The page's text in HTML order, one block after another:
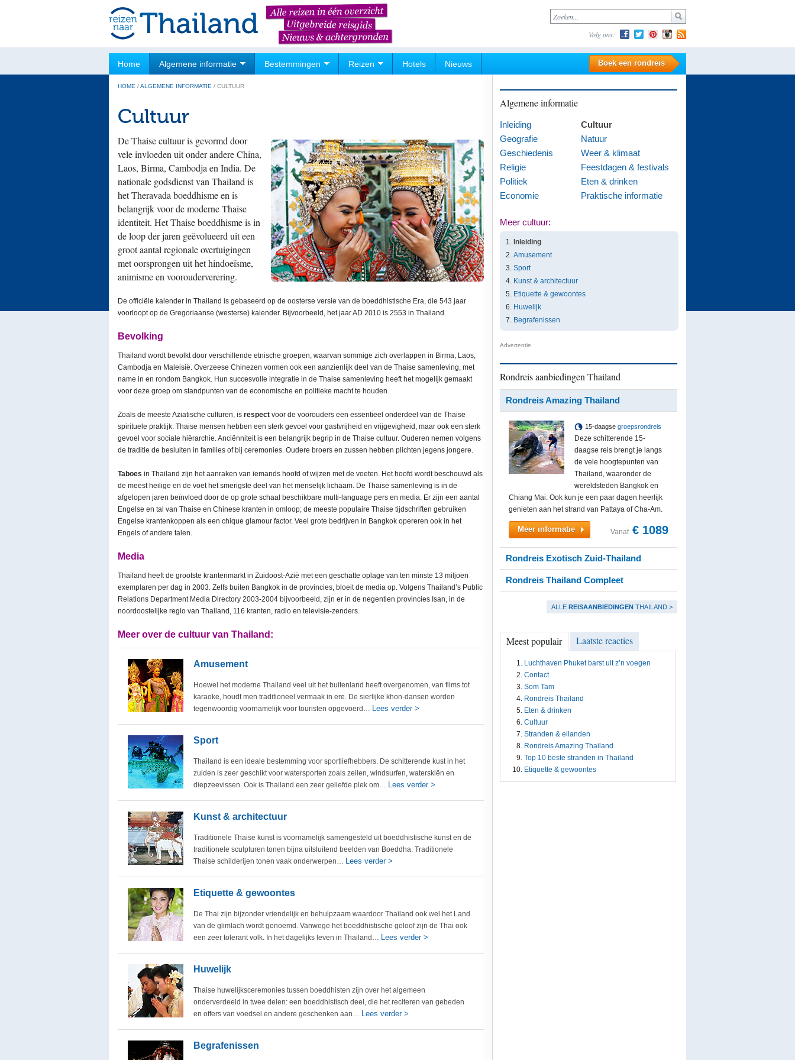
Volg ons:
Home Algemene informatie Bestemmingen Reizen Hotels Nieuws Boek een rondreis
HOME /ALGEMENE INFORMATIE / CULTUUR
Cultuur
De Thaise cultuur is gevormd door
vele invloeden uit onder andere China,
Laos, Birma, Cambodja en India. De
nationale godsdienst van Thailand is
het Theravada boeddhisme en is
belangrijk voor de moderne Thaise
identiteit. Het Thaise boeddhisme is in
de loop der jaren geëvolueerd uit een
groot aantal regionale overtuigingen
met oorsprongen uit het hindoeïsme,
animisme en voorouderverering.
De officiële kalender in Thailand is gebaseerd op de oosterse versie van de boeddhistische Era, die 543 jaar
voorloopt op de Gregoriaanse (westerse) kalender. Bijvoorbeeld, het jaar AD 2010 is 2553 in Thailand.
Bevolking
Thailand wordt bevolkt door verschillende etnische groepen, waarvan sommige zich overlappen in Birma, Laos,
Cambodja en Maleisië. Overzeese Chinezen vormen ook een aanzienlijk deel van de Thaise samenleving, met
name in en rondom Bangkok. Hun succesvolle integratie in de Thaise samenleving heeft het mogelijk gemaakt
voor deze groep om standpunten van de economische en politieke macht te houden.
Zoals de meeste Aziatische culturen, is respect voor de voorouders een essentieel onderdeel van de Thaise
spirituele praktijk. Thaise mensen hebben een sterk gevoel voor gastvrijheid en vrijgevigheid, maar ook een sterk
gevoel voor sociale hiërarchie. Anciënniteit is een belangrijk begrip in de Thaise cultuur. Ouderen nemen volgens
de traditie de besluiten in families of bij ceremonies. Oudere broers en zussen hebben plichten jegens jongere.
Taboes in Thailand zijn het aanraken van iemands hoofd of wijzen met de voeten. Het hoofd wordt beschouwd als
de meest heilige en de voet het smerigste deel van het menselijk lichaam. De Thaise samenleving is in de
afgelopen jaren beïnvloed door de op grote schaal beschikbare multi-language pers en media. Er zijn een aantal
Engelse en tal van Thaise en Chinese kranten in omloop; de meeste populaire Thaise tijdschriften gebruiken
Engelse krantenkoppen als een chique glamour factor. Veel grote bedrijven in Bangkok opereren ook in het
Engels of andere talen.
Media
Thailand heeft de grootste krantenmarkt in Zuidoost-Azië met een geschatte oplage van ten minste 13 miljoen
exemplaren per dag in 2003. Zelfs buiten Bangkok in de provincies, bloeit de media op. Volgens Thailand’s Public
Relations Department Media Directory 2003-2004 bijvoorbeeld, zijn er in de negentien provincies Isan, in de
noordoostelijke regio van Thailand, 116 kranten, radio en televisie-zenders.
Meer over de cultuur van Thailand:
Amusement
Hoewel het moderne Thailand veel uit het buitenland heeft overgenomen, van films tot
karaoke, houdt men traditioneel vermaak in ere. De sierlijke khon-dansen worden
tegenwoordig voornamelijk voor touristen opgevoerd… Lees verder >
Sport
Thailand is een ideale bestemming voor sportliefhebbers. De schitterende kust in het
zuiden is zeer geschikt voor watersporten zoals zeilen, windsurfen, waterskiën en
diepzeevissen. Ook is Thailand een zeer geliefde plek om… Lees verder >
Kunst & architectuur
Traditionele Thaise kunst is voornamelijk samengesteld uit boeddhistische kunst en de
traditionele sculpturen tonen bijna uitsluitend beelden van Boeddha. Traditionele
Thaise schilderijen tonen vaak onderwerpen… Lees verder >
Etiquette & gewoontes
De Thai zijn bijzonder vriendelijk en behulpzaam waardoor Thailand ook wel het Land
van de glimlach wordt genoemd. Vanwege het boeddhistische geloof zijn de Thai ook
een zeer tolerant volk. In het dagelijks leven in Thailand… Lees verder >
Huwelijk
Thaise huwelijksceremonies tussen boeddhisten zijn over het algemeen
onderverdeeld in twee delen: een boeddhistisch deel, die het reciteren van gebeden
en offers van voedsel en andere geschenken aan… Lees verder >
Begrafenissen
Algemene informatie
Inleiding
Geografie
Geschiedenis
Religie
Politiek
Economie
Cultuur
Natuur
Weer & klimaat
Feestdagen & festivals
Eten & drinken
Praktische informatie
Meer cultuur:
Inleiding
Amusement
Sport
Kunst & architectuur
Etiquette & gewoontes
Huwelijk
Begrafenissen
Advertentie
Rondreis aanbiedingen Thailand
Rondreis Amazing Thailand
15-daagse groepsrondreis
Deze schitterende 15-
daagse reis brengt je langs
de vele hoogtepunten van
Thailand, waaronder de
wereldsteden Bangkok en
Chiang Mai. Ook kun je een paar dagen heerlijk
genieten aan het strand van Pattaya of Cha-Am.
Meer informatie Vanaf € 1089
Rondreis Exotisch Zuid-Thailand
Rondreis Thailand Compleet
ALLE REISAANBIEDINGEN THAILAND >
Meest populair Laatste reacties
Luchthaven Phuket barst uit z’n voegen
Contact
Som Tam
Rondreis Thailand
Eten & drinken
Cultuur
Stranden & eilanden
Rondreis Amazing Thailand
Top 10 beste stranden in Thailand
Etiquette & gewoontes